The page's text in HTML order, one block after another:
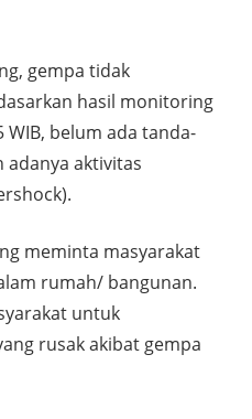
gempa tidak
hasil monitoring
WIB, belum ada tanda-
adanya aktivitas
meminta masyarakat
rumah/ bangunan.
untuk
rusak akibat gempa